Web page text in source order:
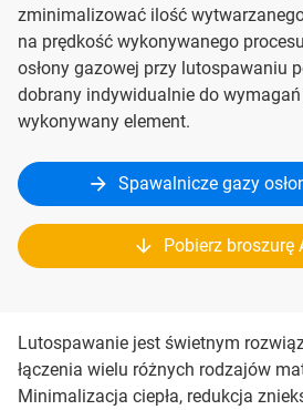
zminimalizować ilość
na prędkość wykonywanego
osłony gazowej przy lutospawaniu
dobrany indywidualnie do wymagań
wykonywany element.
Spawalnicze gazy
Pobierz broszurę
Lutospawanie jest świetnym
łączenia wielu różnych rodzajów
Minimalizacja ciepła, redukcja